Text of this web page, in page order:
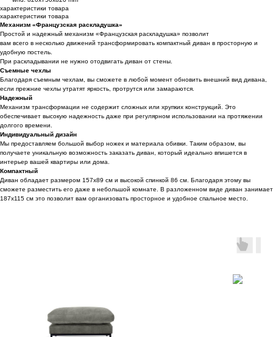
характеристики товара
характеристики товара
Механизм «Французская раскладушка»
Простой и надежный механизм «Французская раскладушка» позволит
вам всего в несколько движений трансформировать компактный диван в просторную и
удобную постель.
При раскладывании не нужно отодвигать диван от стены.
Съемные чехлы
Благодаря съемным чехлам, вы сможете в любой момент обновить внешний вид дивана,
если прежние чехлы утратят яркость, протрутся или замараются.
Надежный
Механизм трансформации не содержит сложных или хрупких конструкций. Это
обеспечивает высокую надежность даже при регулярном использовании на протяжении
долгого времени.
Индивидуальный дизайн
Мы предоставляем большой выбор ножек и материала обивки. Таким образом, вы
получаете уникальную возможность заказать диван, который идеально впишется в
интерьер вашей квартиры или дома.
Компактный
Диван обладает размером 157х89 см и высокой спинкой 86 см. Благодаря этому вы
сможете разместить его даже в небольшой комнате. В разложенном виде диван занимает
187x115 см это позволит вам организовать просторное и удобное спальное место.